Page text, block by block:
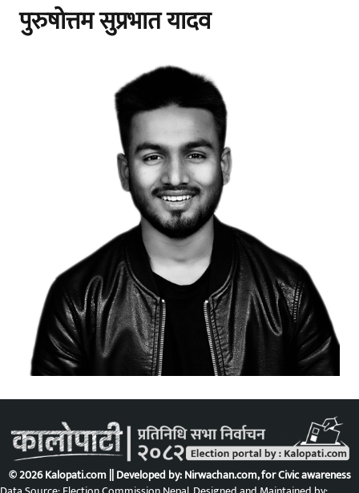
पुरुषोत्तम सुप्रभात यादव
© 2026 Kalopati.com || Developed by:Nirwachan.com, for Civic awareness